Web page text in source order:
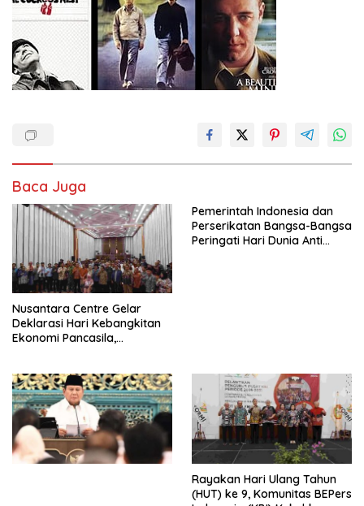
Baca Juga
Nusantara Centre Gelar
Deklarasi Hari Kebangkitan
Ekonomi Pancasila,
Penjajahan (Pergolakan
Ekonomi Politik Indonesia) &
Simposium Nasional “Urgensi
Undang-Undang
Perekonomian Nasional dan
Kesejahteraan Sosial dalam
Pemerintah Indonesia dan
Perserikatan Bangsa-Bangsa
Peringati Hari Dunia Anti
Rayakan Hari Ulang Tahun
(HUT) ke 9, Komunitas BEPers